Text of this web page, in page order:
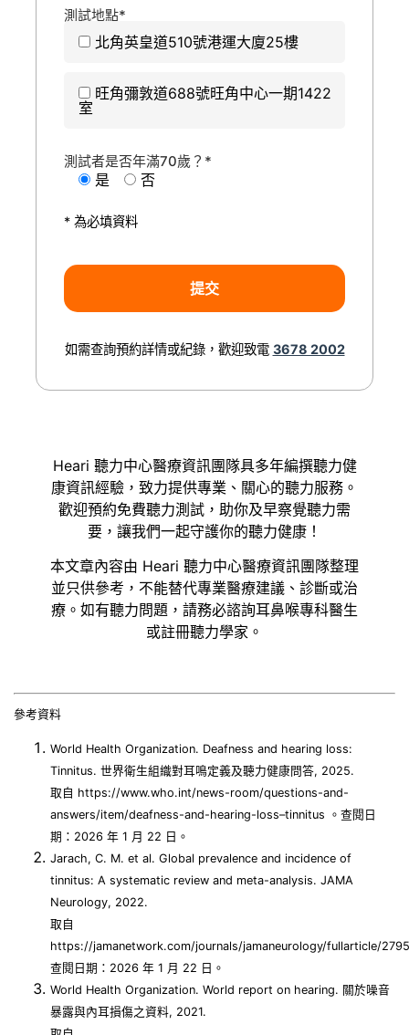
測試地點*
北角英皇道510號港運大廈25樓
旺角彌敦道688號旺角中心一期1422
室
測試者是否年滿70歲？*
是 否
* 為必填資料
如需查詢預約詳情或紀錄，歡迎致電 3678 2002
Heari 聽力中心醫療資訊團隊具多年編撰聽力健
康資訊經驗，致力提供專業、關心的聽力服務。
歡迎預約免費聽力測試，助你及早察覺聽力需
要，讓我們一起守護你的聽力健康！
本文章內容由 Heari 聽力中心醫療資訊團隊整理
並只供參考，不能替代專業醫療建議、診斷或治
療。如有聽力問題，請務必諮詢耳鼻喉專科醫生
或註冊聽力學家。
參考資料
World Health Organization. Deafness and hearing loss:
Tinnitus. 世界衛生組織對耳鳴定義及聽力健康問答, 2025.
取自 https://www.who.int/news-room/questions-and-
answers/item/deafness-and-hearing-loss–tinnitus 。查閱日
期：2026 年 1 月 22 日。
Jarach, C. M. et al. Global prevalence and incidence of
tinnitus: A systematic review and meta-analysis. JAMA
Neurology, 2022.
取自
https://jamanetwork.com/journals/jamaneurology/fullarticle/
查閱日期：2026 年 1 月 22 日。
World Health Organization. World report on hearing. 關於噪音
暴露與內耳損傷之資料, 2021.